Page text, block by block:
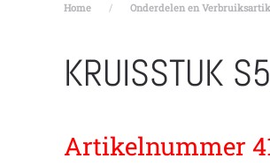
Home Onderdelen en
KRUISSTUK
Artikelnummer